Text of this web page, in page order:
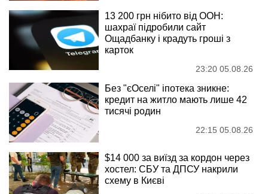
13 200 грн нібито від ООН:
шахраї підробили сайт
Ощадбанку і крадуть гроші з
карток
23:20 05.08.26
Без "єОселі" іпотека зникне:
кредит на житло мають лише 42
тисячі родин
22:15 05.08.26
$14 000 за виїзд за кордон через
хостел: СБУ та ДПСУ накрили
схему в Києві